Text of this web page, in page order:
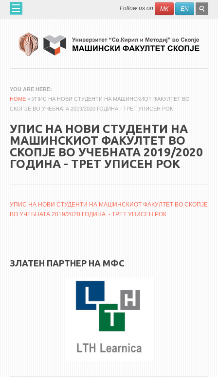
Skip to main content Search
Follow us on МК EN
ЗА НАС
60 ГОДИНИ МФ
ОРГАНИЗАЦИЈА
МАШИНСКО ИНЖЕНЕРСТВО - НАУЧНО СПИСАНИЕ
АПЛИКАТИВНА ДЕЈНОСТ
МЕЃУНАРОДНА СОРАБОТКА
QIM-SEE
ENERGET
AIR QUALITY MODELLING
АНКЕТИ И САМОЕВАЛУАЦИИ
YOU ARE HERE
HOME » УПИС НА НОВИ СТУДЕНТИ НА МАШИНСКИОТ ФАКУЛТЕТ ВО
СКОПЈЕ ВО УЧЕБНАТА 2019/2020 ГОДИНА - ТРЕТ УПИСЕН РОК
УПИС НА НОВИ СТУДЕНТИ НА
МАШИНСКИОТ ФАКУЛТЕТ ВО
СКОПЈЕ ВО УЧЕБНАТА 2019/2020
ГОДИНА - ТРЕТ УПИСЕН РОК
УПИС НА НОВИ СТУДЕНТИ НА МАШИНСКИОТ ФАКУЛТЕТ ВО СКОПЈЕ
ВО УЧЕБНАТА 2019/2020 ГОДИНА - ТРЕТ УПИСЕН РОК
ЗЛАТЕН ПАРТНЕР НА МФС